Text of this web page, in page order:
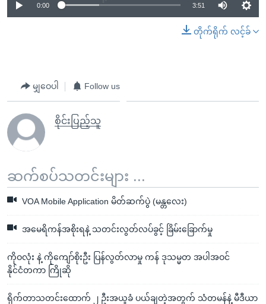
0:00 3:51
တိုက်ရိုက် လင့်ခ်
မျှဝေပါ Follow us
စိုင်းပြည့်သူ
ဆက်စပ်သတင်းများ ...
VOA Mobile Application မိတ်ဆက်ပွဲ (မန္တလေး)
အမေရိကန်အစိုးရနဲ့ သတင်းလွတ်လပ်ခွင့် ခြိမ်းခြောက်မှု
ကိုဝလုံး နဲ့ ကိုကျော်စိုးဦး ပြန်လွတ်လာမှု ကန် ဒုသမ္မတ အပါအဝင်
နိုင်ငံတကာ ကြိုဆို
ရိုက်တာသတင်းထောက် ၂ ဦးအယူခံ ပယ်ချတဲ့အတွက် သံတမန်နဲ့ မီဒီယာ